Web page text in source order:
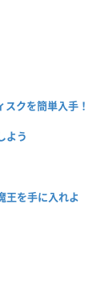
スクを簡単入手！
よう
王を手に入れよ